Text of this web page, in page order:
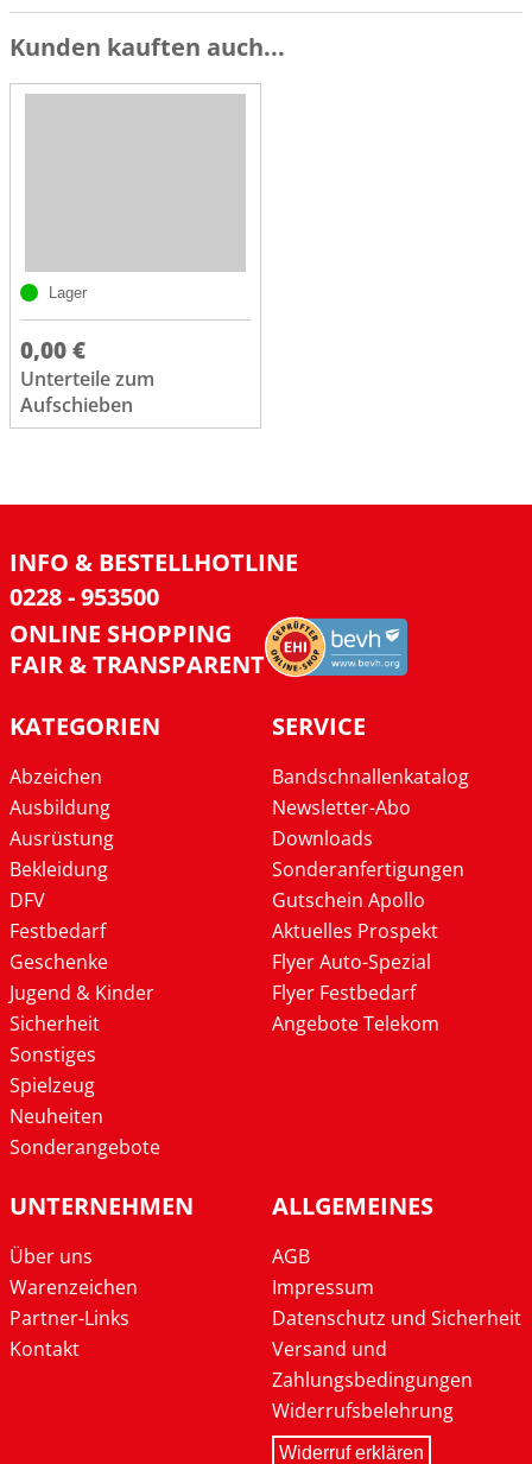
Kunden kauften auch...
Lager
0,00 €
Unterteile zum
Aufschieben
INFO & BESTELLHOTLINE
0228 - 953500
ONLINE SHOPPING
FAIR & TRANSPARENT
KATEGORIEN
Abzeichen
Ausbildung
Ausrüstung
Bekleidung
DFV
Festbedarf
Geschenke
Jugend & Kinder
Sicherheit
Sonstiges
Spielzeug
Neuheiten
Sonderangebote
SERVICE
Bandschnallenkatalog
Newsletter-Abo
Downloads
Sonderanfertigungen
Gutschein Apollo
Aktuelles Prospekt
Flyer Auto-Spezial
Flyer Festbedarf
Angebote Telekom
UNTERNEHMEN
Über uns
Warenzeichen
Partner-Links
Kontakt
ALLGEMEINES
AGB
Impressum
Datenschutz und Sicherheit
Versand und
Zahlungsbedingungen
Widerrufsbelehrung
Widerruf erklären